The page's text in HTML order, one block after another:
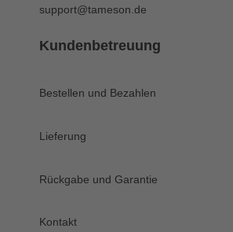
support@tameson.de
Kundenbetreuung
Bestellen und Bezahlen
Lieferung
Rückgabe und Garantie
Kontakt